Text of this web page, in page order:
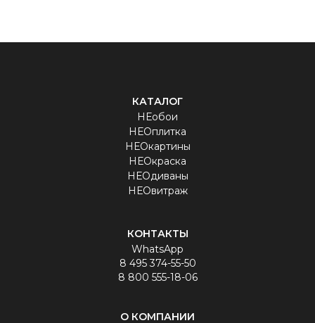
КАТАЛОГ
НЕобои
НЕОплитка
НЕОкартины
НЕОкраска
НЕОдиваны
НЕОвитраж
КОНТАКТЫ
WhatsApp
8 495 374-55-50
8 800 555-18-06
О КОМПАНИИ